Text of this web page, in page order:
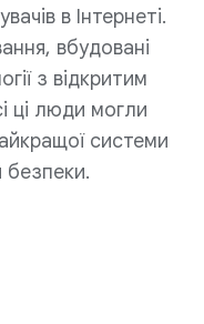
в Інтернеті.
вбудовані
з відкритим
ці люди могли
системи
безпеки.